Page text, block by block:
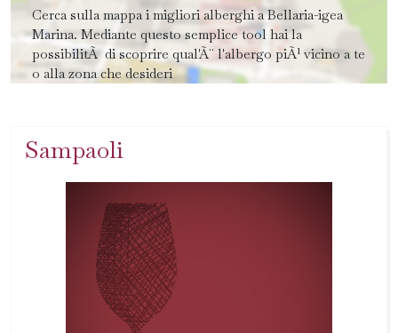
Cerca sulla mappa i migliori alberghi a Bellaria-igea
Marina. Mediante questo semplice tool hai la
possibilitÃ di scoprire qual'Ã¨ l'albergo piÃ¹ vicino a te
o alla zona che desideri
Sampaoli